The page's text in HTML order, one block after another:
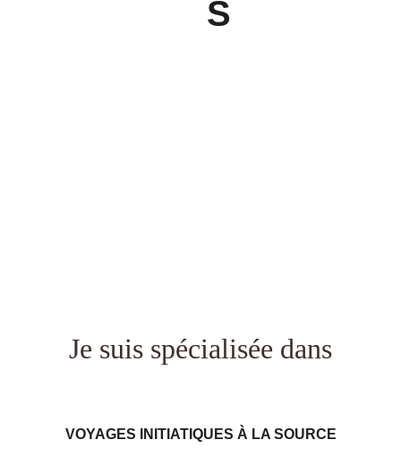
S
VOYAGES INITIATIQUES À LA SOURCE
Je suis spécialisée dans